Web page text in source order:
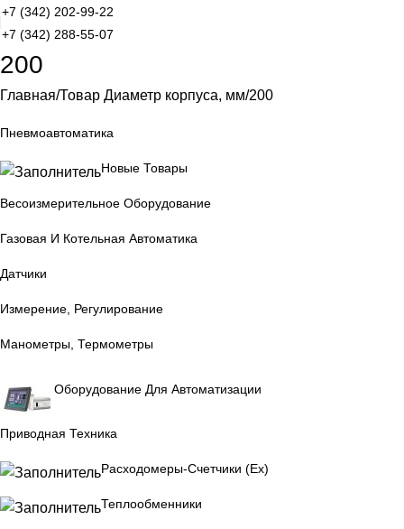
+7 (342) 202-99-22
+7 (342) 288-55-07
200
Главная Товар Диаметр корпуса, мм 200
Пневмоавтоматика
Новые Товары
Весоизмерительное Оборудование
Газовая И Котельная Автоматика
Датчики
Измерение, Регулирование
Манометры, Термометры
Оборудование Для Автоматизации
Приводная Техника
Расходомеры-Счетчики (Ex)
Теплообменники